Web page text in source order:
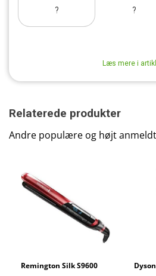
? ?
Læs mere i
Relaterede produkter
Andre populære og højt
Remington Silk S9600